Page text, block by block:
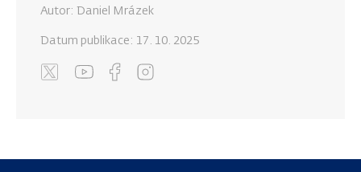
Autor: Daniel Mrázek
Datum publikace: 17. 10. 2025